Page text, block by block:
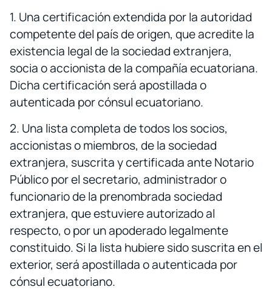
1. Una certificación extendida por la autoridad
competente del país de origen, que acredite la
existencia legal de la sociedad extranjera,
socia o accionista de la compañía ecuatoriana.
Dicha certificación será apostillada o
autenticada por cónsul ecuatoriano.
2. Una lista completa de todos los socios,
accionistas o miembros, de la sociedad
extranjera, suscrita y certificada ante Notario
Público por el secretario, administrador o
funcionario de la prenombrada sociedad
extranjera, que estuviere autorizado al
respecto, o por un apoderado legalmente
constituido. Si la lista hubiere sido suscrita en el
exterior, será apostillada o autenticada por
cónsul ecuatoriano.